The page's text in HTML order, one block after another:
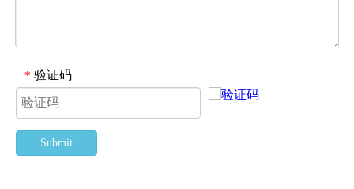
* 验证码
Submit